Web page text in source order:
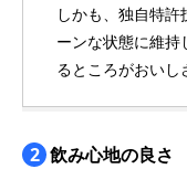
しかも、独自特
ーンな状態に維
るところがおいし
2 飲み心地の良さ